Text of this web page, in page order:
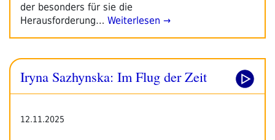
der besonders für sie die
Herausforderung… Weiterlesen →
Iryna Sazhynska: Im Flug der Zeit
12.11.2025